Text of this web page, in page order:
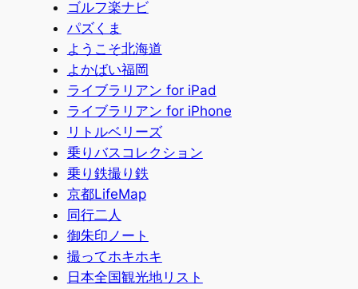
ゴルフ楽ナビ
パズくま
ようこそ北海道
よかばい福岡
ライブラリアン for iPad
ライブラリアン for iPhone
リトルベリーズ
乗りバスコレクション
乗り鉄撮り鉄
京都LifeMap
同行二人
御朱印ノート
撮ってホキホキ
日本全国観光地リスト